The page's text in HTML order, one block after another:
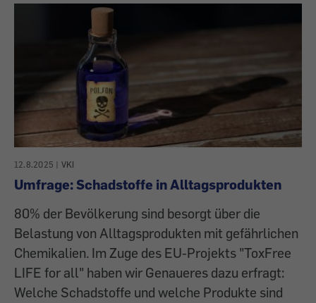
12.8.2025 | VKI
Umfrage: Schadstoffe in Alltagsprodukten
80% der Bevölkerung sind besorgt über die
Belastung von Alltagsprodukten mit gefährlichen
Chemikalien. Im Zuge des EU-Projekts "ToxFree
LIFE for all" haben wir Genaueres dazu erfragt:
Welche Schadstoffe und welche Produkte sind